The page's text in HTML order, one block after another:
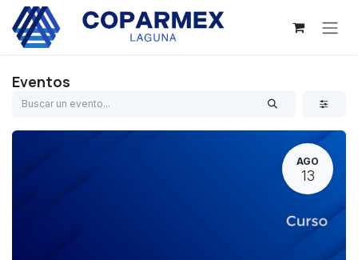
Ir al contenido
Eventos
AGO
13